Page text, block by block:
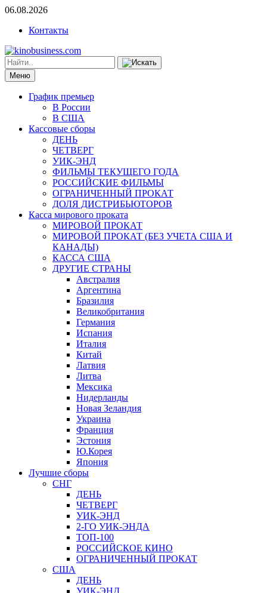
06.08.2026
Контакты
Меню
График премьер
В России
В США
Кассовые сборы
ДЕНЬ
ЧЕТВЕРГ
УИК-ЭНД
ФИЛЬМЫ ТЕКУЩЕГО ГОДА
РОССИЙСКИЕ ФИЛЬМЫ
ОГРАНИЧЕННЫЙ ПРОКАТ
ДОЛЯ ДИСТРИБЬЮТОРОВ
Касса мирового проката
МИРОВОЙ ПРОКАТ
МИРОВОЙ ПРОКАТ (БЕЗ УЧЕТА США И
КАНАДЫ)
КАССА США
ДРУГИЕ СТРАНЫ
Австралия
Аргентина
Бразилия
Великобритания
Германия
Испания
Италия
Китай
Латвия
Литва
Мексика
Нидерланды
Новая Зеландия
Украина
Франция
Эстония
Ю.Корея
Япония
Лучшие сборы
СНГ
ДЕНЬ
ЧЕТВЕРГ
УИК-ЭНД
2-ГО УИК-ЭНДА
ТОП-100
РОССИЙСКОЕ КИНО
ОГРАНИЧЕННЫЙ ПРОКАТ
США
ДЕНЬ
УИК-ЭНД